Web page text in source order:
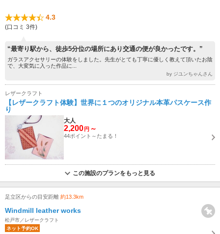
4.3
(口コミ 3件)
“最寄り駅から、徒歩5分位の場所にあり交通の便が良かったです。”
ガラスアクセサリーの体験をしました。先生がとても丁寧に優しく教えて頂いたお陰
で、大変気に入った作品に...
by ジユンちゃんさん
レザークラフト
【レザークラフト体験】世界に１つのオリジナル本革パスケース作
り
大人
2,200 円 ～
44ポイント～たまる！
この施設のプランをもっと見る
足立区からの目安距離 約13.3km
Windmill leather works
松戸市／レザークラフト
ネット予約OK